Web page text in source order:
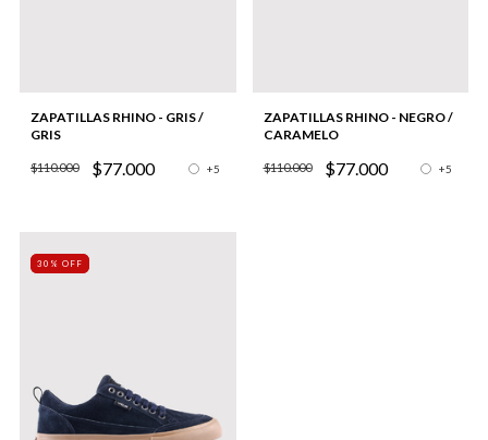
ZAPATILLAS RHINO - GRIS /
GRIS
$110.000 $77.000 +5
ZAPATILLAS RHINO - NEGRO /
CARAMELO
$110.000 $77.000 +5
30% OFF
30% OFF